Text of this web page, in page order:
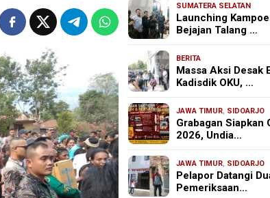
SUMATERA SELATAN
Launching
Bejajan Talang …
BERITA
Massa Aksi Desak
Kadisdik OKU, …
JAWA TIMUR, SIDOARJO
Grabagan Siapkan
2026, Undia…
JAWA TIMUR, SIDOARJO
Pelapor Datangi
Pemeriksaan…